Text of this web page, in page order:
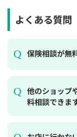
よくある質問
保険相談が無
他のショップ
料相談できま